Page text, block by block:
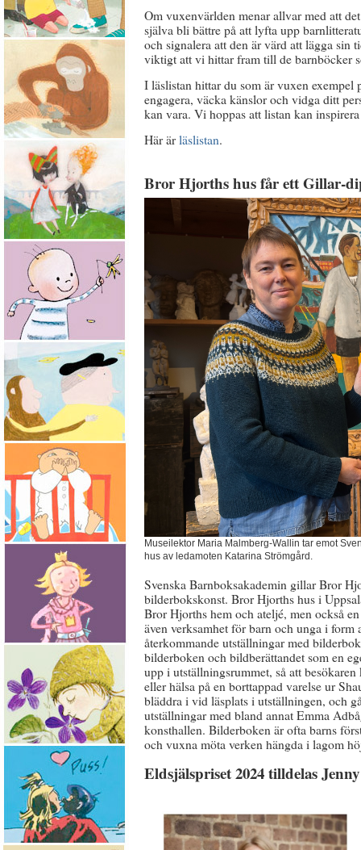
Om vuxenvärlden menar allvar med att
själva bli bättre på att lyfta upp
och signalera att den är värd att lägga sin
viktigt att vi hittar fram till de barnböcker
I läslistan hittar du som är vuxen
engagera, väcka känslor och vidga ditt
kan vara. Vi hoppas att listan kan
Här ärläslistan.
Bror Hjorths hus får ett Gillar-
Museilektor Maria Malmberg-Wallin tar emot
hus av ledamoten Katarina Strömgård.
Svenska Barnboksakademin gillar Bror
bilderbokskonst. Bror Hjorths hus i
Bror Hjorths hem och ateljé, men också
även verksamhet för barn och unga i
återkommande utställningar med
bilderboken och bildberättandet som en
upp i utställningsrummet, så att
eller hälsa på en borttappad varelse ur
bläddra i vid läsplats i utställningen, och
utställningar med bland annat Emma
konsthallen. Bilderboken är ofta barns
och vuxna möta verken hängda i lagom
Eldsjälspriset 2024 tilldelas